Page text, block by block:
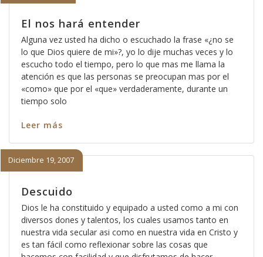
El nos hará entender
Alguna vez usted ha dicho o escuchado la frase «¿no se
lo que Dios quiere de mi»?, yo lo dije muchas veces y lo
escucho todo el tiempo, pero lo que mas me llama la
atención es que las personas se preocupan mas por el
«como» que por el «que» verdaderamente, durante un
tiempo solo
Leer más
Descuido
Diciembre 19, 2007
Dios le ha constituido y equipado a usted como a mi con
diversos dones y talentos, los cuales usamos tanto en
nuestra vida secular asi como en nuestra vida en Cristo y
es tan fácil como reflexionar sobre las cosas que